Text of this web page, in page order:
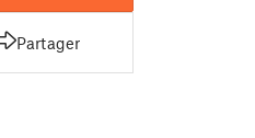
Partager